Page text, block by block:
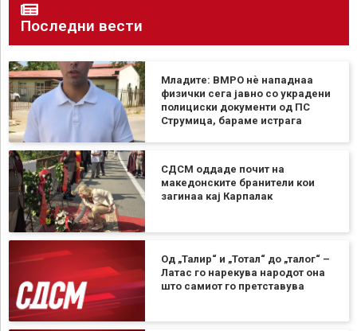
Последни вести
Младите: ВМРО нè нападнаа
физички сега јавно со украдени
полициски документи од ПС
Струмица, бараме истрага
СДСМ оддаде почит на
македонските бранители кои
загинаа кај Карпалак
Од „Талир“ и „Тотал“ до „талог“ –
Латac го нарекува народот она
што самиот го претставува